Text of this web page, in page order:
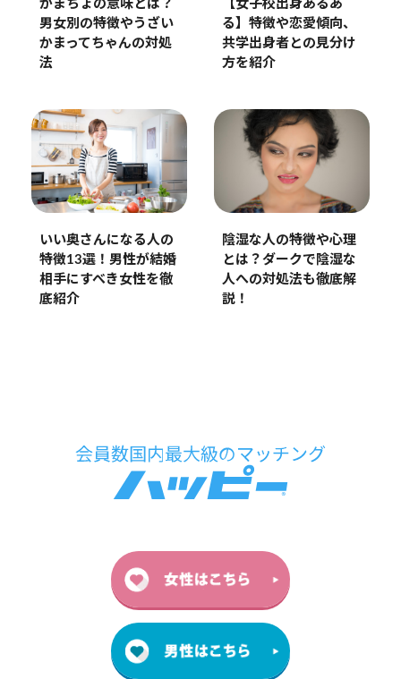
かまちょの意味とは？
男女別の特徴やうざい
かまってちゃんの対処
法
【女子校出身あるあ
る】特徴や恋愛傾向、
共学出身者との見分け
方を紹介
いい奥さんになる人の
特徴13選！男性が結婚
相手にすべき女性を徹
底紹介
陰湿な人の特徴や心理
とは？ダークで陰湿な
人への対処法も徹底解
説！